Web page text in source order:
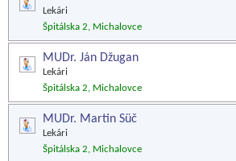
Lekári
Špitálska 2, Michalovce
MUDr. Ján Džugan
Lekári
Špitálska 2, Michalovce
MUDr. Martin Süč
Lekári
Špitálska 2, Michalovce